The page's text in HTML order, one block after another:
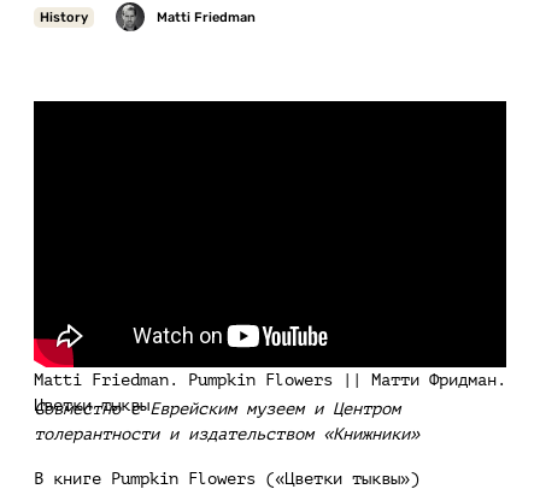
History
Matti Friedman. Pumpkin Flowers || Матти Фридман.
Цветки тыквы
Совместно с Еврейским музеем и Центром
толерантности и издательством «Книжники»
В книге Pumpkin Flowers («Цветки тыквы»)